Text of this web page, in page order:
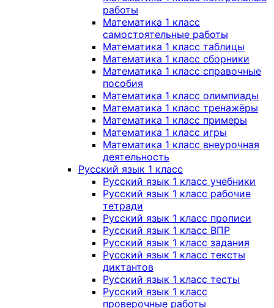
работы
Математика 1 класс
самостоятельные работы
Математика 1 класс таблицы
Математика 1 класс сборники
Математика 1 класс справочные
пособия
Математика 1 класс олимпиады
Математика 1 класс тренажёры
Математика 1 класс примеры
Математика 1 класс игры
Математика 1 класс внеурочная
деятельность
Русский язык 1 класс
Русский язык 1 класс учебники
Русский язык 1 класс рабочие
тетради
Русский язык 1 класс прописи
Русский язык 1 класс ВПР
Русский язык 1 класс задания
Русский язык 1 класс тексты
диктантов
Русский язык 1 класс тесты
Русский язык 1 класс
проверочные работы